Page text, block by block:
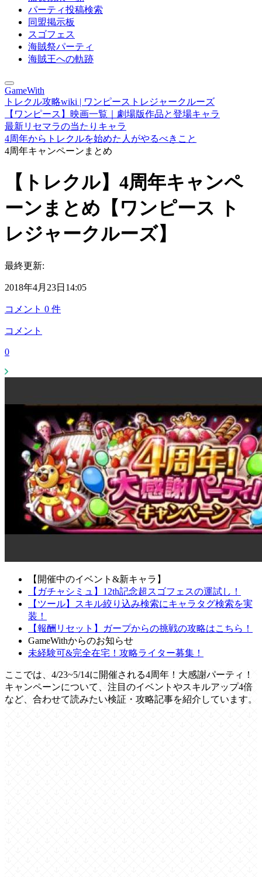
パーティ投稿検索
同盟掲示板
スゴフェス
海賊祭パーティ
海賊王への軌跡
GameWith
トレクル攻略wiki | ワンピーストレジャークルーズ
【ワンピース】映画一覧｜劇場版作品と登場キャラ
最新リセマラの当たりキャラ
4周年からトレクルを始めた人がやるべきこと
4周年キャンペーンまとめ
【トレクル】4周年キャンペ
ーンまとめ【ワンピース ト
レジャークルーズ】
最終更新:
2018年4月23日14:05
コメント 0 件
コメント
0
【開催中のイベント&新キャラ】
【ガチャシミュ】12th記念超スゴフェスの運試し！
【ツール】スキル絞り込み検索にキャラタグ検索を実
装！
【報酬リセット】ガープからの挑戦の攻略はこちら！
GameWithからのお知らせ
未経験可&完全在宅！攻略ライター募集！
ここでは、4/23~5/14に開催される4周年！大感謝パーティ！
キャンペーンについて、注目のイベントやスキルアップ4倍
など、合わせて読みたい検証・攻略記事を紹介しています。